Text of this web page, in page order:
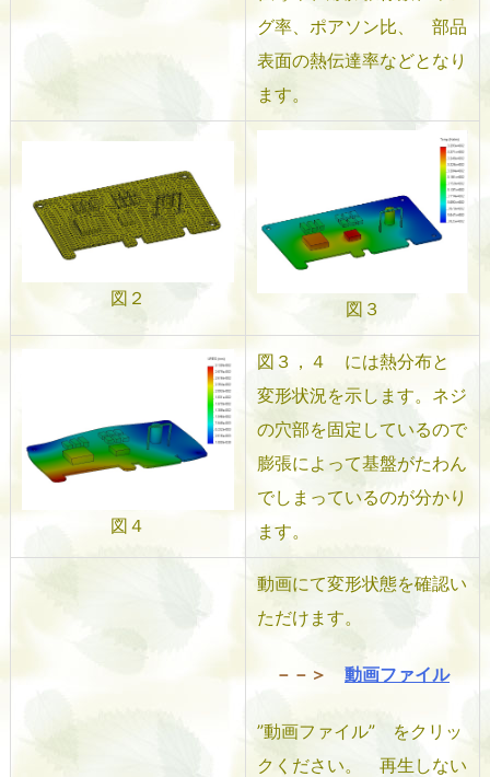
グ率、ポアソン比、 部品
表面の熱伝達率などとなり
ます。
図２
図３
図４
図３，４ には熱分布と
変形状況を示します。ネジ
の穴部を固定しているので
膨張によって基盤がたわん
でしまっているのが分かり
ます。
動画にて変形状態を確認い
ただけます。
－－＞ 動画ファイル
”動画ファイル” をクリッ
クください。 再生しない